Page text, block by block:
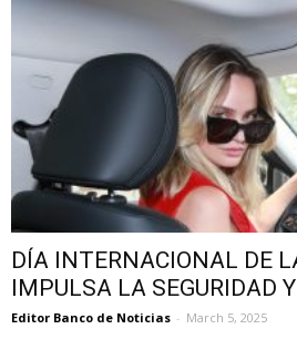
DÍA INTERNACIONAL DE
IMPULSA LA SEGURIDAD
Editor Banco de Noticias - March 5, 2025